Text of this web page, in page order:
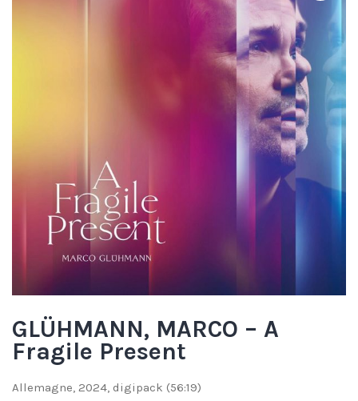
GLÜHMANN, MARCO – A
Fragile Present
Allemagne, 2024, digipack (56:19)